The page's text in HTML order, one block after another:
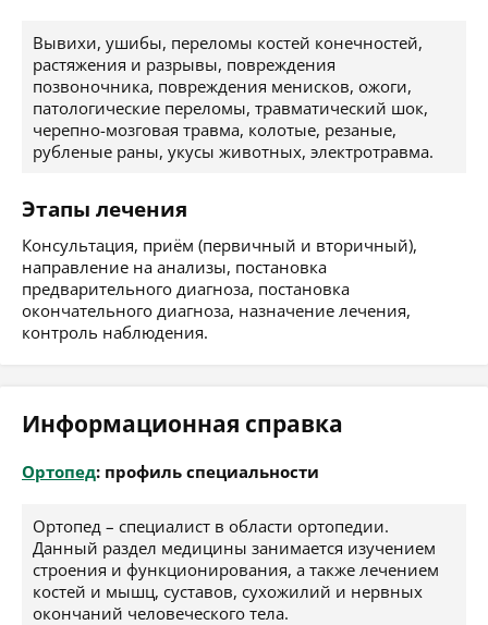
Вывихи, ушибы, переломы костей конечностей,
растяжения и разрывы, повреждения
позвоночника, повреждения менисков, ожоги,
патологические переломы, травматический шок,
черепно-мозговая травма, колотые, резаные,
рубленые раны, укусы животных, электротравма.
Этапы лечения
Консультация, приём (первичный и вторичный),
направление на анализы, постановка
предварительного диагноза, постановка
окончательного диагноза, назначение лечения,
контроль наблюдения.
Информационная справка
Ортопед: профиль специальности
Ортопед – специалист в области ортопедии.
Данный раздел медицины занимается изучением
строения и функционирования, а также лечением
костей и мышц, суставов, сухожилий и нервных
окончаний человеческого тела.